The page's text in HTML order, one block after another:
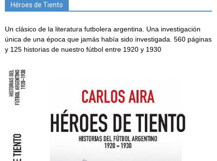
Héroes de Tiento
Un clásico de la literatura futbolera argentina. Una investigación
única de una época que jamás había sido investigada. 560 páginas
y 125 historias de nuestro fútbol entre 1920 y 1930